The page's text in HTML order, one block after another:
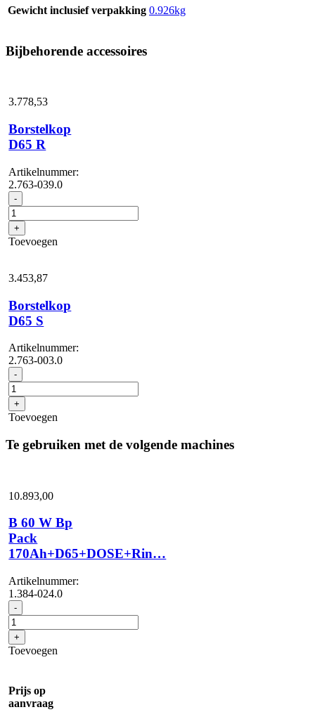
Gewicht inclusief verpakking 0.926kg
Bijbehorende accessoires
3.778,53
Borstelkop
D65 R
Artikelnummer:
2.763-039.0
- Borstelkop
D65
R
aantal
+
Toevoegen
3.453,87
Borstelkop
D65 S
Artikelnummer:
2.763-003.0
- Borstelkop
D65
S
aantal
+
Toevoegen
Te gebruiken met de volgende machines
10.893,00
B 60 W Bp
Pack
170Ah+D65+DOSE+Rin…
Artikelnummer:
1.384-024.0
- B
60
W
Bp
Pack
+
Toevoegen
Prijs op
aanvraag